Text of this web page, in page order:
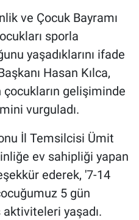
ve Çocuk Bayramı
sporla
yaşadıklarını ifade
Hasan Kılca,
gelişiminde
vurguladı.
İl Temsilcisi Ümit
ev sahipliği yapan
ederek, '7-14
5 gün
yaşadı.